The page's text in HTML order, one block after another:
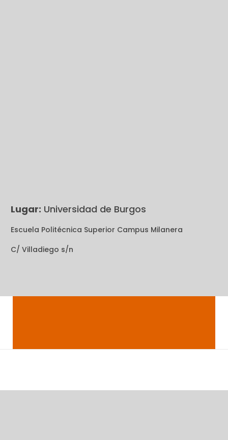
Lugar: Universidad de Burgos
Escuela Politécnica Superior Campus Milanera
C/ Villadiego s/n